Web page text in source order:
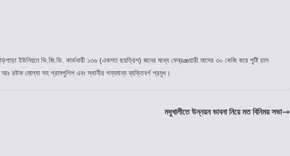
ইউনিয়নে ভি.জি.ডি. কার্ডধারী ১৩৬ (একশত ছয়ত্রিশ) জনের মধ্যে ফেব্রæয়ারী মাসের ৩০ কেজি করে পুষ্টি চাল
রউফ মোল্যা সহ গ্রামপুলিশ এবং স্থানীয় গন্যমান্য ব্যক্তিবর্গ প্রমুখ।
মধুখালীতে উন্নয়ন ভাবনা নিয়ে মত বিনিময় সভা